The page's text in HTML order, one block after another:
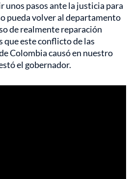
unos pasos ante la justicia para
pueda volver al departamento
de realmente reparación
que este conflicto de las
Colombia causó en nuestro
el gobernador.